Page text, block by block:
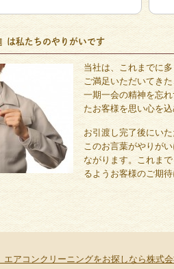
は私たちのやりがいです
当社は、これまでに
ご満足いただいてきた
一期一会の精神を忘
たお客様を思い心を
お引渡し完了後にい
このお言葉がやりが
ながります。これま
るようお客様のご期待
アコンクリーニングをお探しなら株式